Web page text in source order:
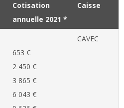
Cotisation
annuelle 2021 *
Caisse
653 €
2 450 €
3 865 €
6 043 €
CAVEC